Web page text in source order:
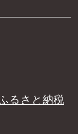
るさと納税